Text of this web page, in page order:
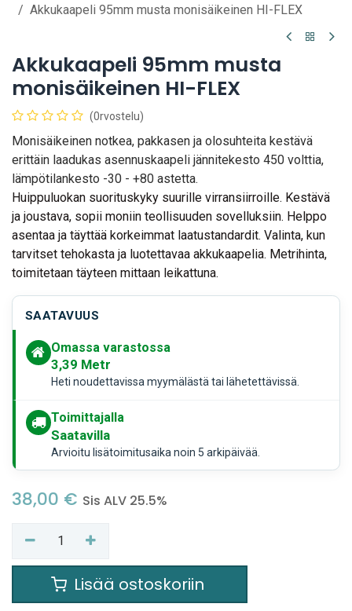
Akkukaapeli 95mm musta monisäikeinen HI-FLEX
Akkukaapeli 95mm musta
monisäikeinen HI-FLEX
(0rvostelu)
Monisäikeinen notkea, pakkasen ja olosuhteita kestävä
erittäin laadukas asennuskaapeli jännitekesto 450 volttia,
lämpötilankesto -30 - +80 astetta.
Huippuluokan suorituskyky suurille virransiirroille. Kestävä
ja joustava, sopii moniin teollisuuden sovelluksiin. Helppo
asentaa ja täyttää korkeimmat laatustandardit. Valinta, kun
tarvitset tehokasta ja luotettavaa akkukaapelia. Metrihinta,
toimitetaan täyteen mittaan leikattuna.
SAATAVUUS
Omassa varastossa
3,39 Metr
Heti noudettavissa myymälästä tai lähetettävissä.
Toimittajalla
Saatavilla
Arvioitu lisätoimitusaika noin 5 arkipäivää.
38,00 € Sis ALV 25.5%
Lisää ostoskoriin